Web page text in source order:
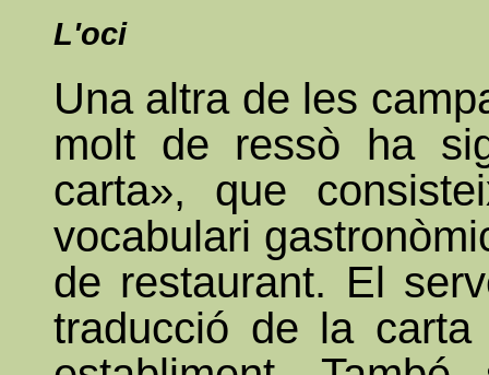
L'oci
Una altra de les
molt de ressò ha
carta», que
vocabulari
de restaurant. El
traducció de la